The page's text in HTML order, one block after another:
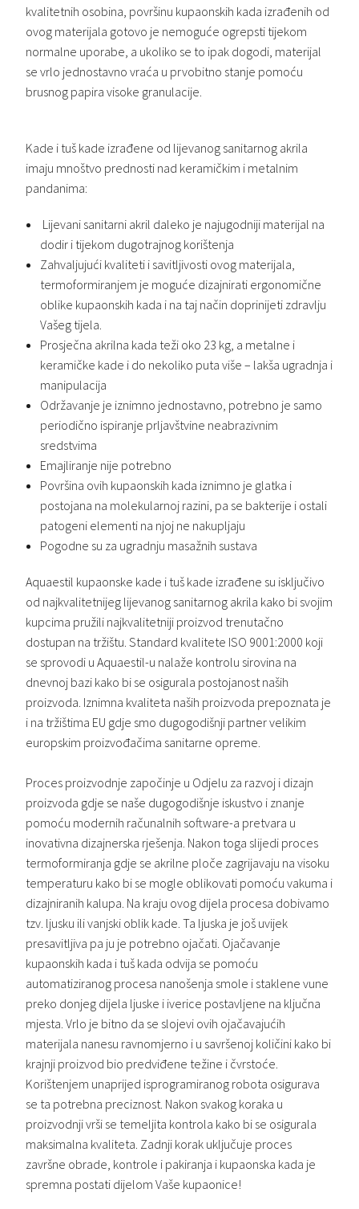
kvalitetnih osobina, površinu kupaonskih kada izrađenih od
ovog materijala gotovo je nemoguće ogrepsti tijekom
normalne uporabe, a ukoliko se to ipak dogodi, materijal
se vrlo jednostavno vraća u prvobitno stanje pomoću
brusnog papira visoke granulacije.
Kade i tuš kade izrađene od lijevanog sanitarnog akrila
imaju mnoštvo prednosti nad keramičkim i metalnim
pandanima:
Lijevani sanitarni akril daleko je najugodniji materijal na
dodir i tijekom dugotrajnog korištenja
Zahvaljujući kvaliteti i savitljivosti ovog materijala,
termoformiranjem je moguće dizajnirati ergonomične
oblike kupaonskih kada i na taj način doprinijeti zdravlju
Vašeg tijela.
Prosječna akrilna kada teži oko 23 kg, a metalne i
keramičke kade i do nekoliko puta više – lakša ugradnja i
manipulacija
Održavanje je iznimno jednostavno, potrebno je samo
periodično ispiranje prljavštvine neabrazivnim
sredstvima
Emajliranje nije potrebno
Površina ovih kupaonskih kada iznimno je glatka i
postojana na molekularnoj razini, pa se bakterije i ostali
patogeni elementi na njoj ne nakupljaju
Pogodne su za ugradnju masažnih sustava
Aquaestil kupaonske kade i tuš kade izrađene su isključivo
od najkvalitetnijeg lijevanog sanitarnog akrila kako bi svojim
kupcima pružili najkvalitetniji proizvod trenutačno
dostupan na tržištu. Standard kvalitete ISO 9001:2000 koji
se sprovodi u Aquaestil-u nalaže kontrolu sirovina na
dnevnoj bazi kako bi se osigurala postojanost naših
proizvoda. Iznimna kvaliteta naših proizvoda prepoznata je
i na tržištima EU gdje smo dugogodišnji partner velikim
europskim proizvođačima sanitarne opreme.
Proces proizvodnje započinje u Odjelu za razvoj i dizajn
proizvoda gdje se naše dugogodišnje iskustvo i znanje
pomoću modernih računalnih software-a pretvara u
inovativna dizajnerska rješenja. Nakon toga slijedi proces
termoformiranja gdje se akrilne ploče zagrijavaju na visoku
temperaturu kako bi se mogle oblikovati pomoću vakuma i
dizajniranih kalupa. Na kraju ovog dijela procesa dobivamo
tzv. ljusku ili vanjski oblik kade. Ta ljuska je još uvijek
presavitljiva pa ju je potrebno ojačati. Ojačavanje
kupaonskih kada i tuš kada odvija se pomoću
automatiziranog procesa nanošenja smole i staklene vune
preko donjeg dijela ljuske i iverice postavljene na ključna
mjesta. Vrlo je bitno da se slojevi ovih ojačavajućih
materijala nanesu ravnomjerno i u savršenoj količini kako bi
krajnji proizvod bio predviđene težine i čvrstoće.
Korištenjem unaprijed isprogramiranog robota osigurava
se ta potrebna preciznost. Nakon svakog koraka u
proizvodnji vrši se temeljita kontrola kako bi se osigurala
maksimalna kvaliteta. Zadnji korak uključuje proces
završne obrade, kontrole i pakiranja i kupaonska kada je
spremna postati dijelom Vaše kupaonice!